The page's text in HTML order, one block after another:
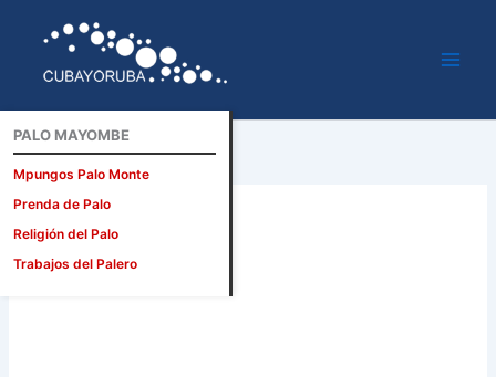
contenido
PALO MAYOMBE
Mpungos Palo Monte
Prenda de Palo
Religión del Palo
Trabajos del Palero